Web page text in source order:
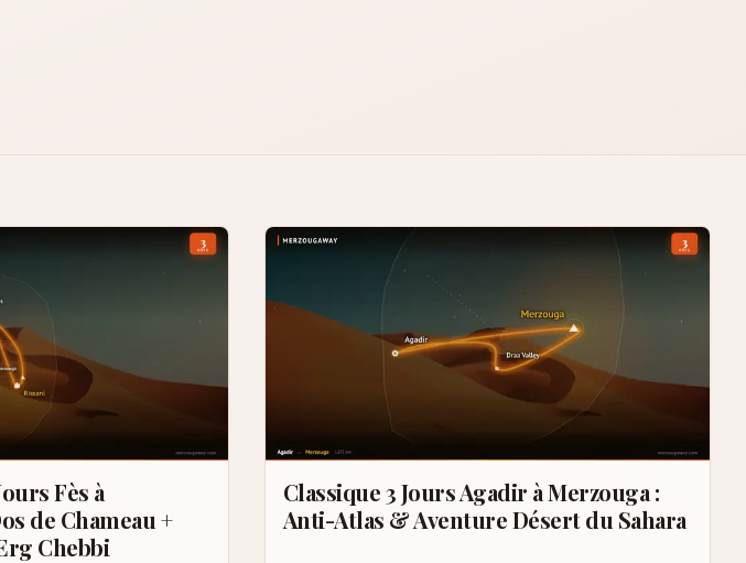
Fès à
de Chameau +
Chebbi
Classique 3 Jours Agadir à Merzouga :
Anti-Atlas & Aventure Désert du Sahara